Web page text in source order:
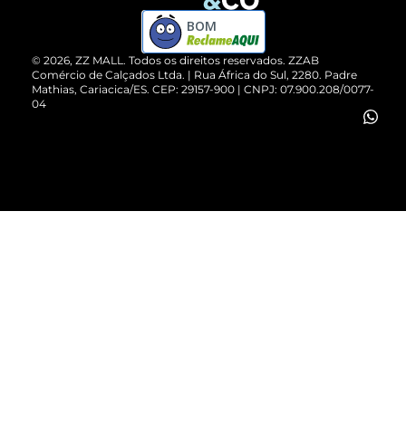
Cartão Presente
Vendas Corporativas
Compre pelo WhatsApp
© 2026, ZZ MALL. Todos os direitos reservados. ZZAB
Comércio de Calçados Ltda. | Rua África do Sul, 2280. Padre
Mathias, Cariacica/ES. CEP: 29157-900 | CNPJ: 07.900.208/0077-
04
BOM